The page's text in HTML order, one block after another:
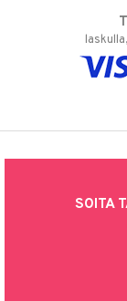
SOITA